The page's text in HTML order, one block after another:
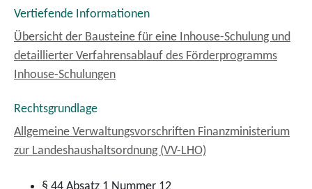
Vertiefende Informationen
Übersicht der Bausteine für eine Inhouse-Schulung und
detaillierter Verfahrensablauf des Förderprogramms
Inhouse-Schulungen
Rechtsgrundlage
Allgemeine Verwaltungsvorschriften Finanzministerium
zur Landeshaushaltsordnung (VV-LHO)